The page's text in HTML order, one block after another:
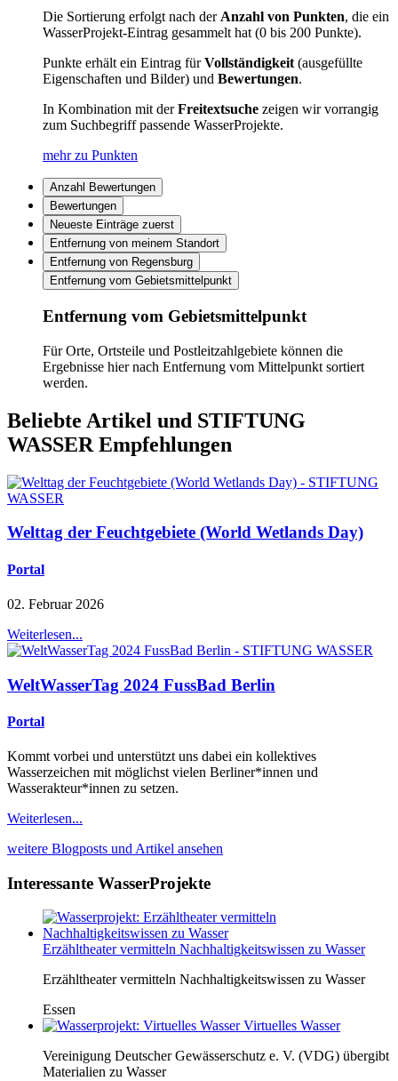
Die Sortierung erfolgt nach der Anzahl von Punkten, die ein
WasserProjekt-Eintrag gesammelt hat (0 bis 200 Punkte).
Punkte erhält ein Eintrag fürVollständigkeit (ausgefüllte
Eigenschaften und Bilder) und Bewertungen.
In Kombination mit derFreitextsuche zeigen wir vorrangig
zum Suchbegriff passende WasserProjekte.
mehr zu Punkten
Anzahl Bewertungen
Bewertungen
Neueste Einträge zuerst
Entfernung von meinem Standort
Entfernung von Regensburg
Entfernung vom Gebietsmittelpunkt
Entfernung vom Gebietsmittelpunkt
Für Orte, Ortsteile und Postleitzahlgebiete können die
Ergebnisse hier nach Entfernung vom Mittelpunkt sortiert
werden.
Beliebte Artikel und STIFTUNG
WASSER Empfehlungen
Welttag der Feuchtgebiete (World Wetlands Day)
Portal
02. Februar 2026
Weiterlesen...
WeltWasserTag 2024 FussBad Berlin
Portal
Kommt vorbei und unterstützt uns dabei ein kollektives
Wasserzeichen mit möglichst vielen Berliner*innen und
Wasserakteur*innen zu setzen.
Weiterlesen...
weitere Blogposts und Artikel ansehen
Interessante WasserProjekte
Erzähltheater vermitteln Nachhaltigkeitswissen zu Wasser
Erzähltheater vermitteln Nachhaltigkeitswissen zu Wasser
Essen
Virtuelles Wasser
Vereinigung Deutscher Gewässerschutz e. V. (VDG) übergibt
Materialien zu Wasser